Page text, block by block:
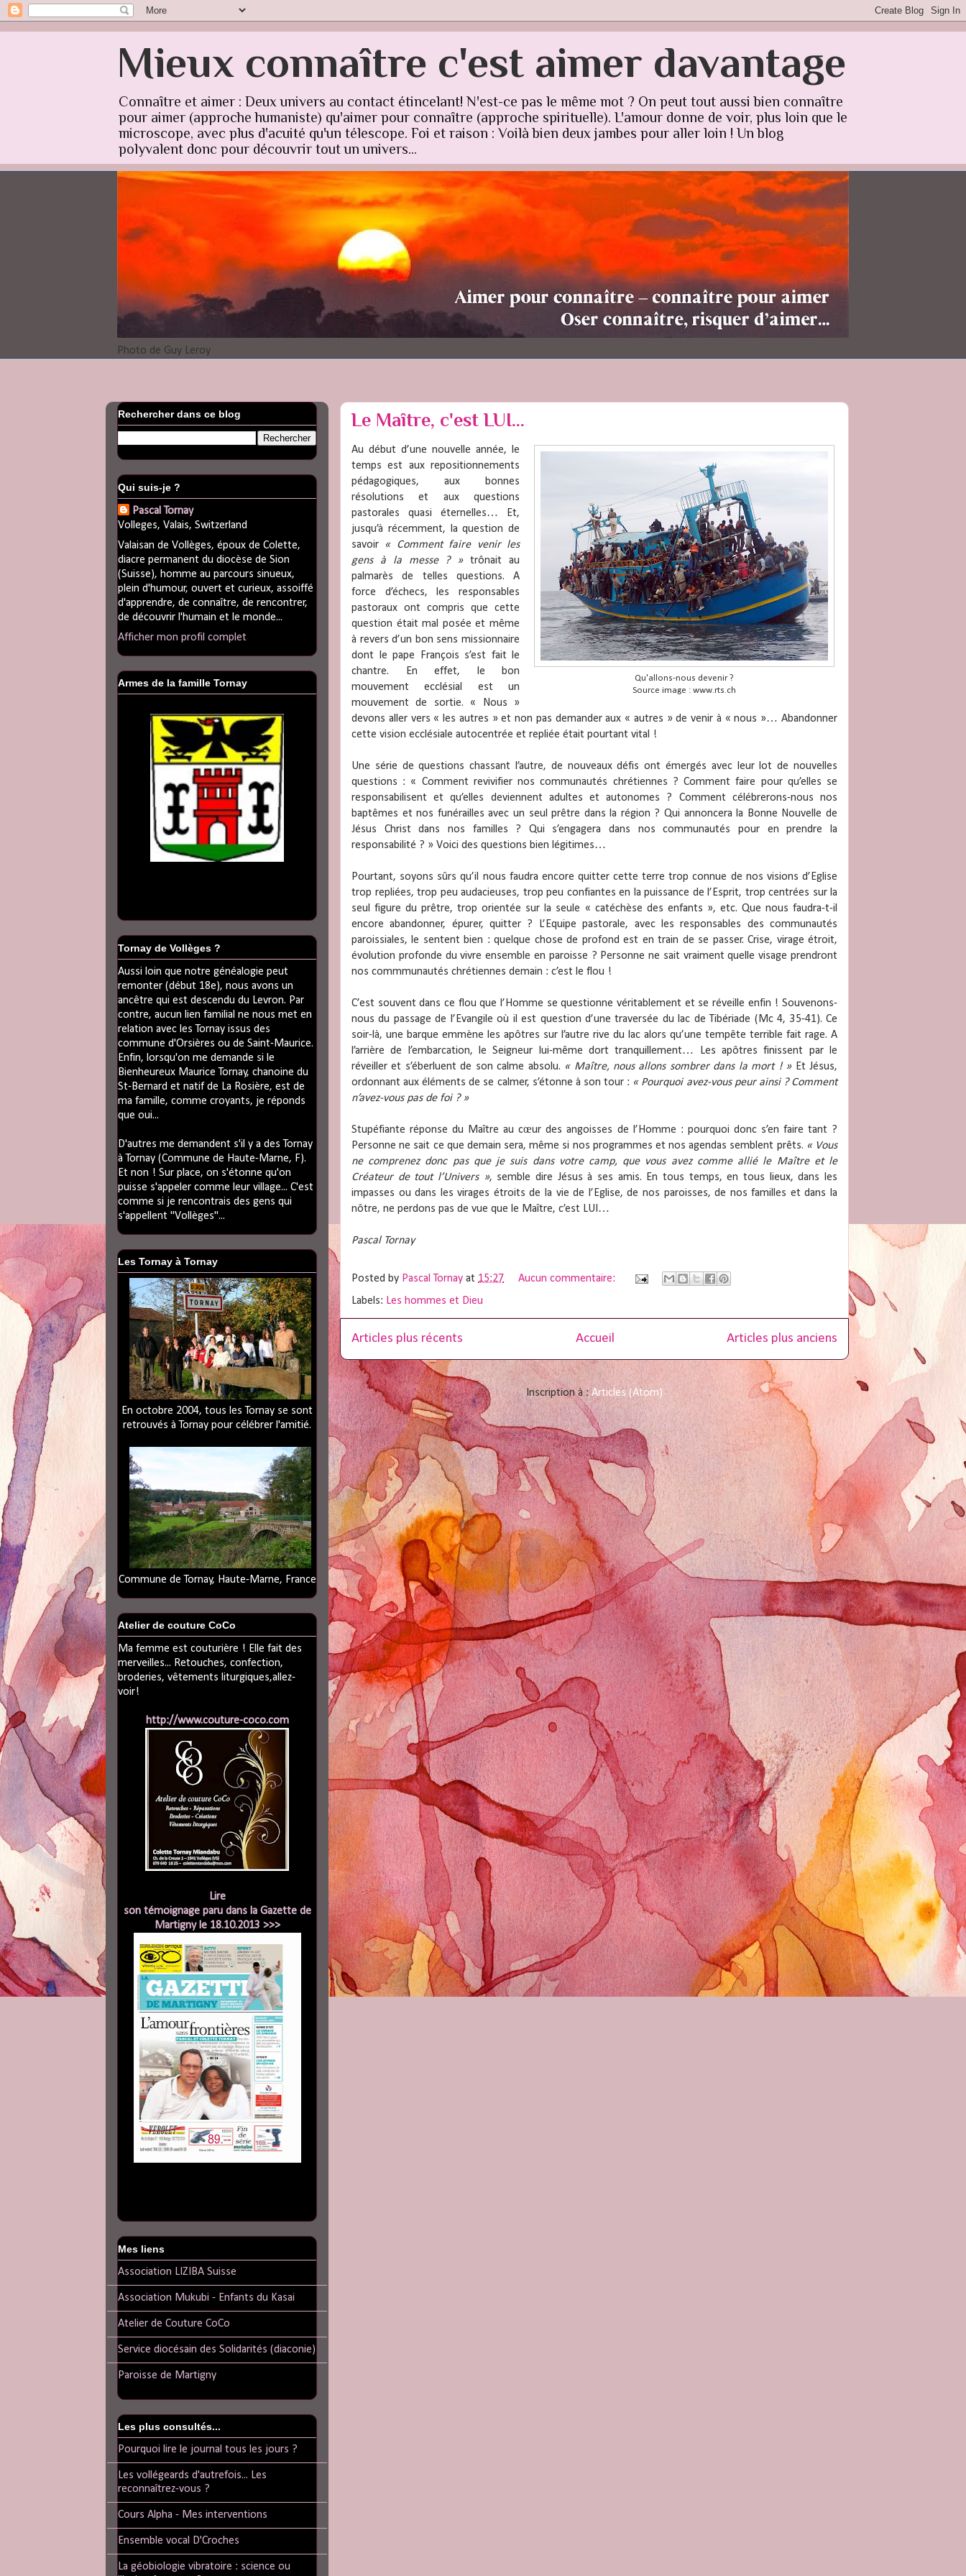
Mieux connaître c'est aimer davantage
Connaître et aimer : Deux univers au contact étincelant! N'est-ce pas le même mot ? On peut tout aussi bien connaître
pour aimer (approche humaniste) qu'aimer pour connaître (approche spirituelle). L'amour donne de voir, plus loin que le
microscope, avec plus d'acuité qu'un télescope. Foi et raison : Voilà bien deux jambes pour aller loin ! Un blog
polyvalent donc pour découvrir tout un univers...
Photo de Guy Leroy
Le Maître, c'est LUI...
Qu'allons-nous devenir ?
Source image : www.rts.ch
Au début d’une nouvelle année, le
temps est aux repositionnements
pédagogiques, aux bonnes
résolutions et aux questions
pastorales quasi éternelles… Et,
jusqu’à récemment, la question de
savoir « Comment faire venir les
gens à la messe ? »trônait au
palmarès de telles questions. A
force d’échecs, les responsables
pastoraux ont compris que cette
question était mal posée et même
à revers d’un bon sens missionnaire
dont le pape François s’est fait le
chantre. En effet, le bon
mouvement ecclésial est un
mouvement de sortie. « Nous »
devons aller vers « les autres » et non pas demander aux « autres » de venir à « nous »… Abandonner
cette vision ecclésiale autocentrée et repliée était pourtant vital !
Une série de questions chassant l’autre, de nouveaux défis ont émergés avec leur lot de nouvelles
questions : « Comment revivifier nos communautés chrétiennes ? Comment faire pour qu’elles se
responsabilisent et qu’elles deviennent adultes et autonomes ? Comment célébrerons-nous nos
baptêmes et nos funérailles avec un seul prêtre dans la région ? Qui annoncera la Bonne Nouvelle de
Jésus Christ dans nos familles ? Qui s’engagera dans nos communautés pour en prendre la
responsabilité ? » Voici des questions bien légitimes…
Pourtant, soyons sûrs qu’il nous faudra encore quitter cette terre trop connue de nos visions d’Eglise
trop repliées, trop peu audacieuses, trop peu confiantes en la puissance de l’Esprit, trop centrées sur la
seul figure du prêtre, trop orientée sur la seule « catéchèse des enfants », etc. Que nous faudra-t-il
encore abandonner, épurer, quitter ? L’Equipe pastorale, avec les responsables des communautés
paroissiales, le sentent bien : quelque chose de profond est en train de se passer. Crise, virage étroit,
évolution profonde du vivre ensemble en paroisse ? Personne ne sait vraiment quelle visage prendront
nos commmunautés chrétiennes demain : c’est le flou !
C’est souvent dans ce flou que l’Homme se questionne véritablement et se réveille enfin ! Souvenons-
nous du passage de l’Evangile où il est question d’une traversée du lac de Tibériade (Mc 4, 35-41). Ce
soir-là, une barque emmène les apôtres sur l’autre rive du lac alors qu’une tempête terrible fait rage. A
l’arrière de l’embarcation, le Seigneur lui-même dort tranquillement… Les apôtres finissent par le
réveiller et s’éberluent de son calme absolu. « Maître, nous allons sombrer dans la mort ! »Et Jésus,
ordonnant aux éléments de se calmer, s’étonne à son tour : « Pourquoi avez-vous peur ainsi ? Comment
n’avez-vous pas de foi ? »
Stupéfiante réponse du Maître au cœur des angoisses de l’Homme : pourquoi donc s’en faire tant ?
Personne ne sait ce que demain sera, même si nos programmes et nos agendas semblent prêts. « Vous
ne comprenez donc pas que je suis dans votre camp, que vous avez comme allié le Maître et le
Créateur de tout l’Univers », semble dire Jésus à ses amis. En tous temps, en tous lieux, dans les
impasses ou dans les virages étroits de la vie de l’Eglise, de nos paroisses, de nos familles et dans la
nôtre, ne perdons pas de vue que le Maître, c’est LUI…
Pascal Tornay
Posted by Pascal Tornay at 15:27
Aucun commentaire:
Labels: Les hommes et Dieu
Articles plus récents Articles plus anciens
Accueil
Inscription à :Articles (Atom)
Rechercher dans ce blog
Qui suis-je ?
Pascal Tornay
Volleges, Valais, Switzerland
Valaisan de Vollèges, époux de Colette,
diacre permanent du diocèse de Sion
(Suisse), homme au parcours sinueux,
plein d'humour, ouvert et curieux, assoiffé
d'apprendre, de connaître, de rencontrer,
de découvrir l'humain et le monde...
Afficher mon profil complet
Armes de la famille Tornay
Tornay de Vollèges ?
Aussi loin que notre généalogie peut
remonter (début 18e), nous avons un
ancêtre qui est descendu du Levron. Par
contre, aucun lien familial ne nous met en
relation avec les Tornay issus des
commune d'Orsières ou de Saint-Maurice.
Enfin, lorsqu'on me demande si le
Bienheureux Maurice Tornay, chanoine du
St-Bernard et natif de La Rosière, est de
ma famille, comme croyants, je réponds
que oui...
D'autres me demandent s'il y a des Tornay
à Tornay (Commune de Haute-Marne, F).
Et non ! Sur place, on s'étonne qu'on
puisse s'appeler comme leur village... C'est
comme si je rencontrais des gens qui
s'appellent "Vollèges"...
Les Tornay à Tornay
En octobre 2004, tous les Tornay se sont
retrouvés à Tornay pour célébrer l'amitié.
Commune de Tornay, Haute-Marne, France
Atelier de couture CoCo
Ma femme est couturière ! Elle fait des
merveilles... Retouches, confection,
broderies, vêtements liturgiques,allez-
voir!
http://www.couture-coco.com
Lire
son témoignage paru dans la Gazette de
Martigny le 18.10.2013 >>>
Mes liens
Association LIZIBA Suisse
Association Mukubi - Enfants du Kasai
Atelier de Couture CoCo
Service diocésain des Solidarités (diaconie)
Paroisse de Martigny
Les plus consultés...
Pourquoi lire le journal tous les jours ?
Les vollégeards d'autrefois... Les
reconnaîtrez-vous ?
Cours Alpha - Mes interventions
Ensemble vocal D'Croches
La géobiologie vibratoire : science ou